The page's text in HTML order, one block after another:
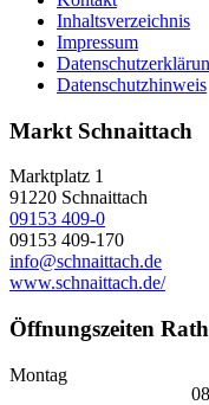
Inhaltsverzeichnis
Impressum
Datenschutzhinweis
Markt Schnaittach
Marktplatz 1
91220 Schnaittach
09153 409-0
09153 409-170
info@schnaittach.de
www.schnaittach.de/
Öffnungszeiten
Montag